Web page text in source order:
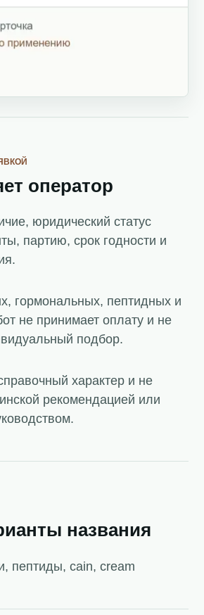
оператор
юридический статус
партию, срок годности и
гормональных, пептидных и
не принимает оплату и не
подбор.
характер и не
рекомендацией или
названия
пептиды, cain, cream